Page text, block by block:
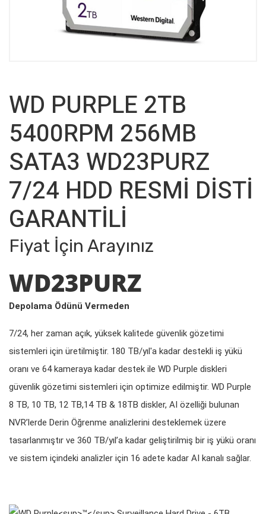
WD PURPLE 2TB
5400RPM 256MB
SATA3 WD23PURZ
7/24 HDD RESMİ DİSTİ
GARANTİLİ
Fiyat İçin Arayınız
WD23PURZ
Depolama Ödünü Vermeden
7/24, her zaman açık, yüksek kalitede güvenlik gözetimi
sistemleri için üretilmiştir. 180 TB/yıl'a kadar destekli iş yükü
oranı ve 64 kameraya kadar destek ile WD Purple diskleri
güvenlik gözetimi sistemleri için optimize edilmiştir. WD Purple
8 TB, 10 TB, 12 TB,14 TB & 18TB diskler, AI özelliği bulunan
NVR’lerde Derin Öğrenme analizlerini desteklemek üzere
tasarlanmıştır ve 360 TB/yıl’a kadar geliştirilmiş bir iş yükü oranı
ve sistem içindeki analizler için 16 adete kadar AI kanalı sağlar.